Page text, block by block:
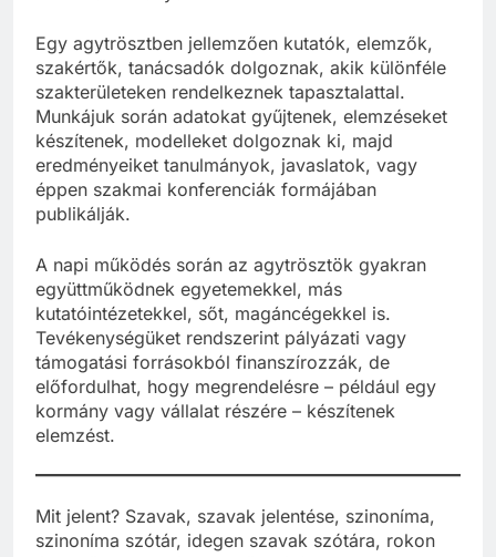
Egy agytrösztben jellemzően kutatók, elemzők,
szakértők, tanácsadók dolgoznak, akik különféle
szakterületeken rendelkeznek tapasztalattal.
Munkájuk során adatokat gyűjtenek, elemzéseket
készítenek, modelleket dolgoznak ki, majd
eredményeiket tanulmányok, javaslatok, vagy
éppen szakmai konferenciák formájában
A napi működés során az agytrösztök gyakran
együttműködnek egyetemekkel, más
kutatóintézetekkel, sőt, magáncégekkel is.
Tevékenységüket rendszerint pályázati vagy
támogatási forrásokból finanszírozzák, de
előfordulhat, hogy megrendelésre – például egy
kormány vagy vállalat részére – készítenek
Mit jelent? Szavak, szavak jelentése, szinoníma,